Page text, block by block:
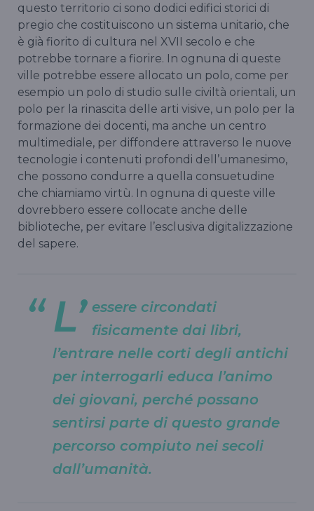
questo territorio ci sono dodici edifici storici di
pregio che costituiscono un sistema unitario, che
è già fiorito di cultura nel XVII secolo e che
potrebbe tornare a fiorire. In ognuna di queste
ville potrebbe essere allocato un polo, come per
esempio un polo di studio sulle civiltà orientali, un
polo per la rinascita delle arti visive, un polo per la
formazione dei docenti, ma anche un centro
multimediale, per diffondere attraverso le nuove
tecnologie i contenuti profondi dell’umanesimo,
che possono condurre a quella consuetudine
che chiamiamo virtù. In ognuna di queste ville
dovrebbero essere collocate anche delle
biblioteche, per evitare l’esclusiva digitalizzazione
del sapere.
L’ essere circondati
fisicamente dai libri,
l’entrare nelle corti degli antichi
per interrogarli educa l’animo
dei giovani, perché possano
sentirsi parte di questo grande
percorso compiuto nei secoli
dall’umanità.